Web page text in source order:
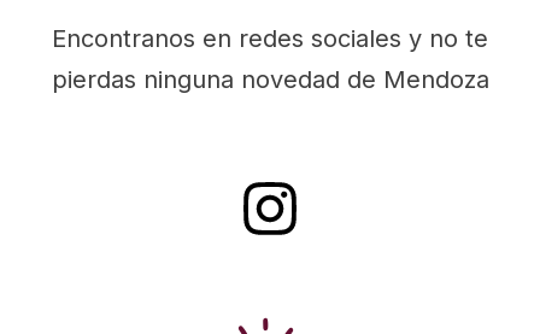
Encontranos en redes sociales y no te
pierdas ninguna novedad de Mendoza